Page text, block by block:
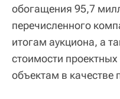
обогащения 95,7
перечисленного
итогам аукциона, а
стоимости
объектам в качестве